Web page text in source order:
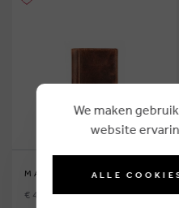
MAVERICK
€ 49,95
We maken
website
ALLE